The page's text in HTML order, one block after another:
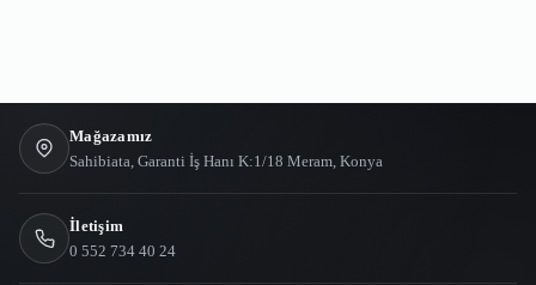
Mağazamız
Sahibiata, Garanti İş Hanı K:1/18 Meram, Konya
İletişim
0 552 734 40 24